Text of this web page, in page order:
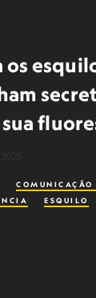
os
ESQUILO